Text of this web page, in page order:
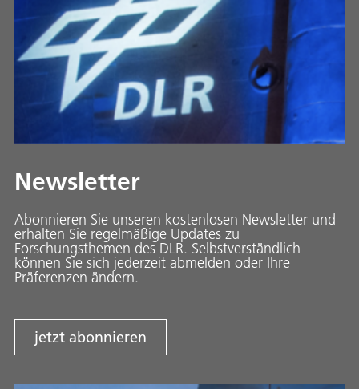
Newsletter
Abonnieren Sie unseren kostenlosen Newsletter und
erhalten Sie regelmäßige Updates zu
Forschungsthemen des DLR. Selbstverständlich
können Sie sich jederzeit abmelden oder Ihre
Präferenzen ändern.
jetzt abonnieren